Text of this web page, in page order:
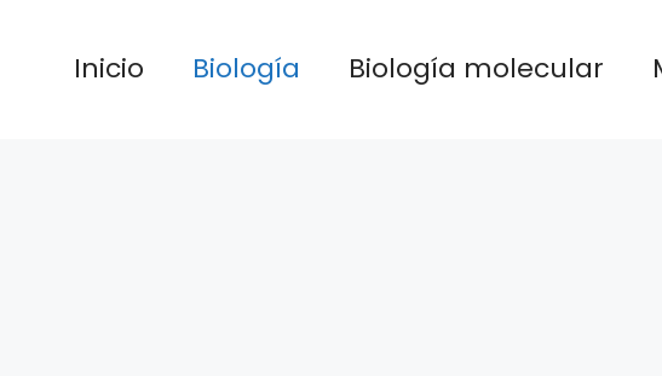
Inicio Biología Biología molecular